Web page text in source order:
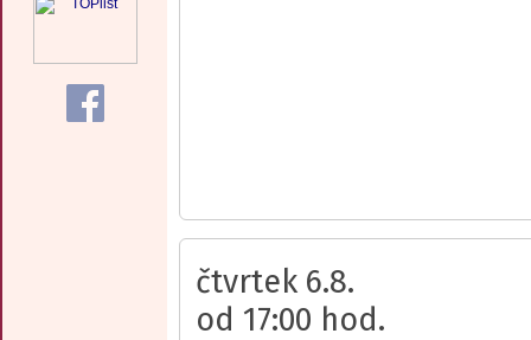
čtvrtek 6.8.
od 17:00 hod.